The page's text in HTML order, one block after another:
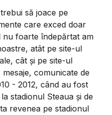
să joace pe
care exced doar
nu foarte îndepărtat am
atât pe site-ul
cât și pe site-ul
comunicate de
- 2012, când au fost
stadionul Steaua și de
revenea pe stadionul